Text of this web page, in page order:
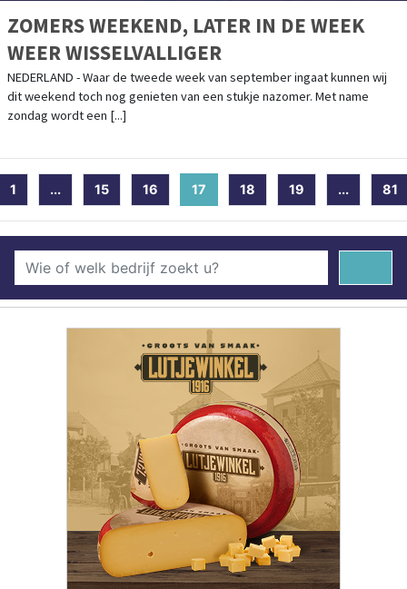
ZOMERS WEEKEND, LATER IN DE WEEK
WEER WISSELVALLIGER
NEDERLAND - Waar de tweede week van september ingaat kunnen wij
dit weekend toch nog genieten van een stukje nazomer. Met name
zondag wordt een [...]
1 ... 15 16 17 (current)
18 19 ... 81